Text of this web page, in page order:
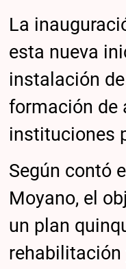
La
esta nueva
instalación
formación de
instituciones
Según contó
Moyano, el
un plan
rehabilitación